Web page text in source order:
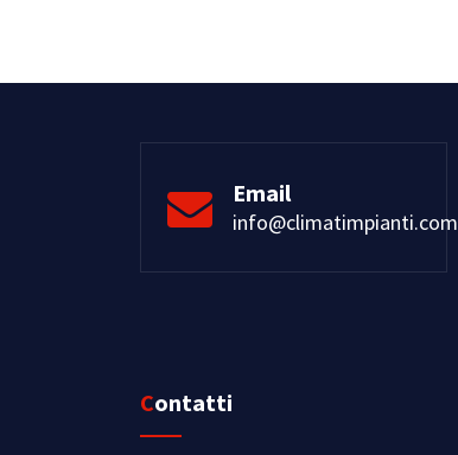
Email
info@climatimpianti.com
Contatti